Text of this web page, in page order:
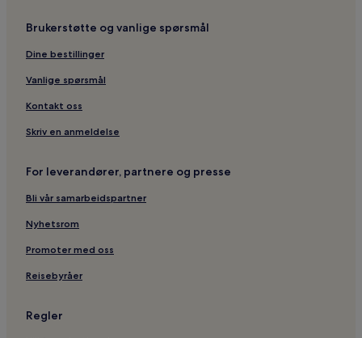
Brukerstøtte og vanlige spørsmål
Dine bestillinger
Vanlige spørsmål
Kontakt oss
Skriv en anmeldelse
For leverandører, partnere og presse
Bli vår samarbeidspartner
Nyhetsrom
Promoter med oss
Reisebyråer
Regler